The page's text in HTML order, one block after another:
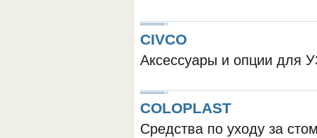
CIVCO
Аксессуары и опции для
COLOPLAST
Средства по уходу за